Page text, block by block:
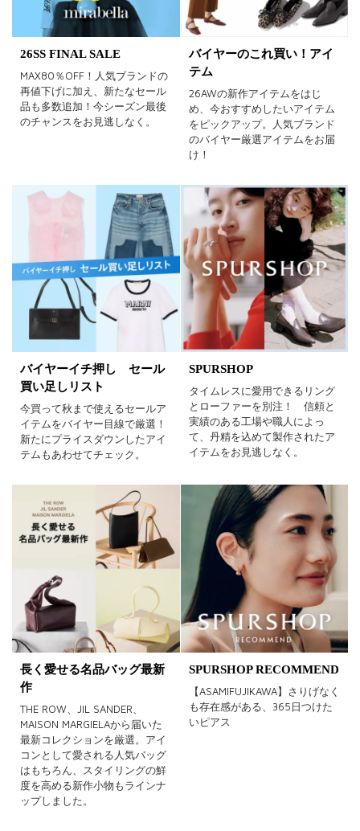
ホワイト ブラック グレー
ベージュ オレンジ
イエロー レッド
パープル グリーン ブルー
シルバー
26SS FINAL SALE
MAX80％OFF！人気ブランドの
再値下げに加え、新たなセール
品も多数追加！今シーズン最後
のチャンスをお見逃しなく。
バイヤーのこれ買い！アイ
テム
26AWの新作アイテムをはじ
め、今おすすめしたいアイテム
をピックアップ。人気ブランド
のバイヤー厳選アイテムをお届
け！
バイヤーイチ押し セール
買い足しリスト
今買って秋まで使えるセールア
イテムをバイヤー目線で厳選！
新たにプライスダウンしたアイ
テムもあわせてチェック。
SPURSHOP
タイムレスに愛用できるリング
とローファーを別注！ 信頼と
実績のある工場や職人によっ
て、丹精を込めて製作されたア
イテムをお見逃しなく。
長く愛せる名品バッグ最新
作
THE ROW、JIL SANDER、
MAISON MARGIELAから届いた
最新コレクションを厳選。アイ
コンとして愛される人気バッグ
はもちろん、スタイリングの鮮
度を高める新作小物もラインナ
ップしました。
SPURSHOP RECOMMEND
【ASAMIFUJIKAWA】さりげなく
も存在感がある、365日つけた
いピアス